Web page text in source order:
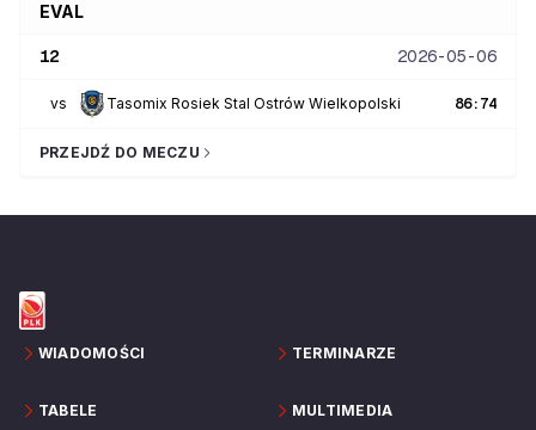
EVAL
12 2026-05-06
vs Tasomix Rosiek Stal Ostrów Wielkopolski 86: 74
PRZEJDŹ DO MECZU
WIADOMOŚCI TERMINARZE
TABELE MULTIMEDIA